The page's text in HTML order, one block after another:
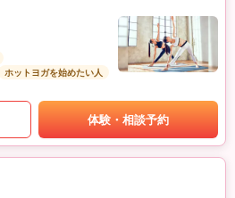
ホットヨガを始めたい人
体験・相談予約